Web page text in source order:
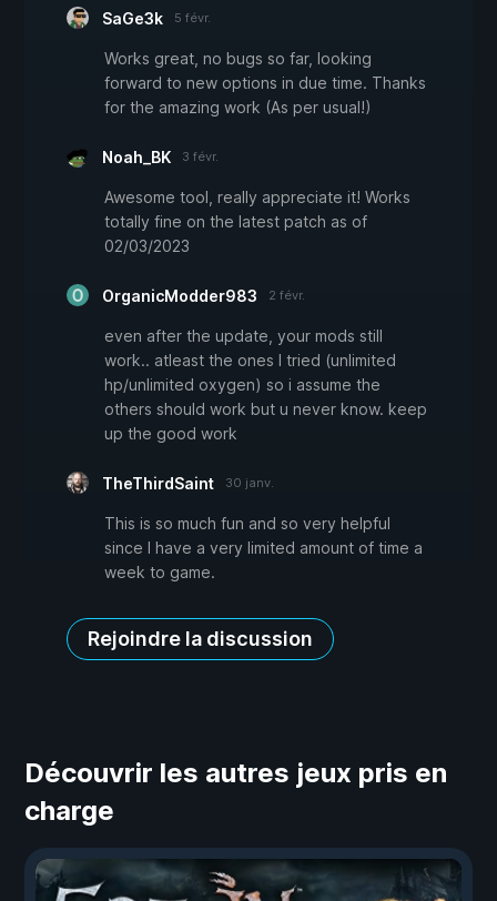
SaGe3k 5 févr.
Works great, no bugs so far, looking
forward to new options in due time. Thanks
for the amazing work (As per usual!)
Noah_BK 3 févr.
Awesome tool, really appreciate it! Works
totally fine on the latest patch as of
02/03/2023
OrganicModder983 2 févr.
even after the update, your mods still
work.. atleast the ones I tried (unlimited
hp/unlimited oxygen) so i assume the
others should work but u never know. keep
up the good work
TheThirdSaint 30 janv.
This is so much fun and so very helpful
since I have a very limited amount of time a
week to game.
Rejoindre la discussion
Découvrir les autres jeux pris en
charge